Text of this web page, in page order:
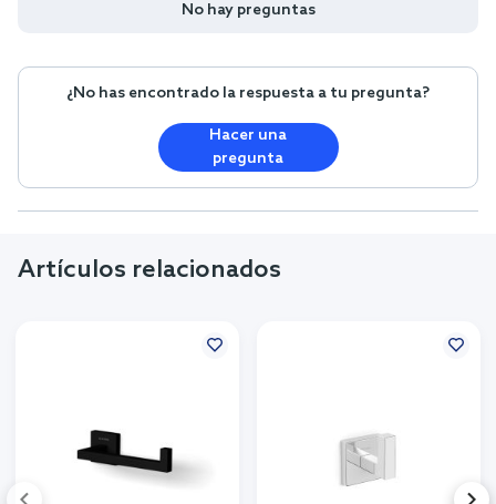
No hay preguntas
¿No has encontrado la respuesta a tu pregunta?
Hacer una
pregunta
Artículos relacionados